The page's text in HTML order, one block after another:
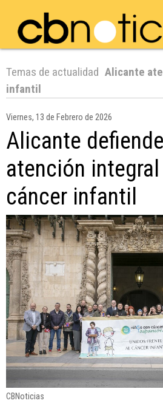
Temas de actualidad Alicante
infantil
Viernes, 13 de Febrero de 2026
Alicante
atención
cáncer infantil
CBNoticias